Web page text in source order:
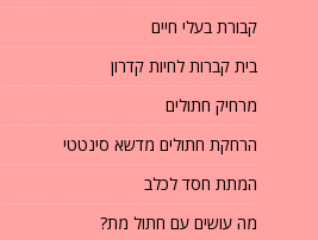
קבורת בעלי חיים
בית קברות לחיות קדרון
מרחיק חתולים
הרחקת חתולים מדשא סינטטי
המתת חסד לכלב
מה עושים עם חתול מת?